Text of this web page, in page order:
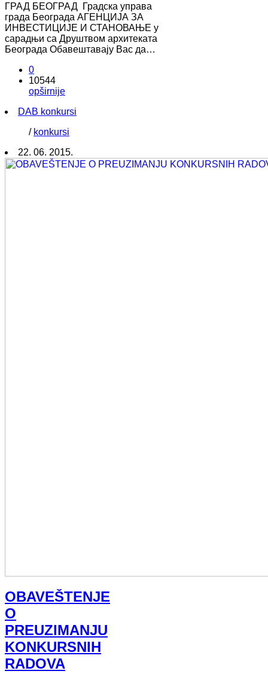
ГРАД БЕОГРАД Градска управа
града Београда АГЕНЦИЈА ЗА
ИНВЕСТИЦИЈЕ И СТАНОВАЊЕ у
сарадњи са Друштвом архитеката
Београда Обавештавају Вас да…
0
10544
opširnije
DAB konkursi
/ konkursi
22. 06. 2015.
OBAVEŠTENJE
O
PREUZIMANJU
KONKURSNIH
RADOVA